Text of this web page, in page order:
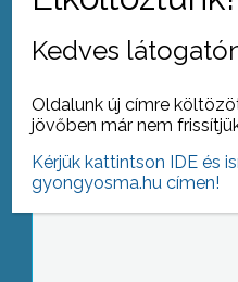
decembertől a
Mintegy kétszáz
ünnepélyes esküt
Kedves
Oldalunk új címre
jövőben már nem
Kérjük kattintson IDE és
gyongyosma.hu címen!